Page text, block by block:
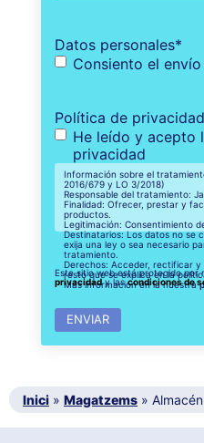
Datos personales*
Consiento el
Política de privacidad
He leído y acepto
privacidad
Información sobre el
2016/679 y LO 3/2018)
Responsable del tratamiento:
Finalidad: Ofrecer, prestar y
productos.
Legitimación: Consentimiento
Destinatarios: Los datos no se
exija una ley o sea necesario
tratamiento.
Derechos: Acceder, rectificar y
resto que se explica en la
Más información en la nuestra
Este sitio web está protegido por
privacidady lascondiciones de
Inici » Magatzems »